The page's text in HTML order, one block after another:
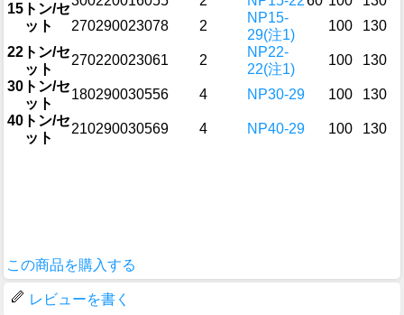
15トン/セ
ット
270290023078 2
NP15-
29(注1)
100
130
22トン/セ
ット
270220023061 2
NP22-
22(注1)
100
130
30トン/セ
ット
180290030556 4 NP30-29 100
130
40トン/セ
ット
210290030569 4 NP40-29 100 130
この商品を購入する
レビューを書く